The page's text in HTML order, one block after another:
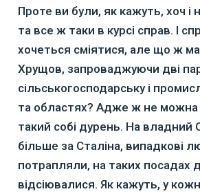
Проте ви були, як кажуть, хоч і
та все ж таки в курсі справ. І
хочеться сміятися, але що ж
Хрущов, запроваджуючи дві
сільськогосподарську і
та областях? Адже ж не можна
такий собі дурень. На владний
більше за Сталіна, випадкові
потрапляли, на таких посадах
відсіювалися. Як кажуть, у